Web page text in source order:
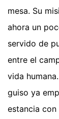
mesa. Su
ahora un
servido de
entre el
vida
guiso ya
estancia con